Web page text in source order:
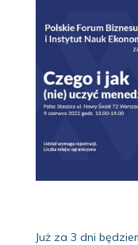
Już za 3 dni